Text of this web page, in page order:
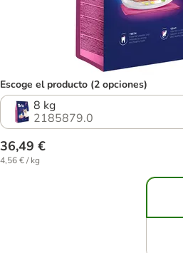
Escoge el producto (2 opciones)
8 kg
2185879.0
36,49 €
4,56 € / kg